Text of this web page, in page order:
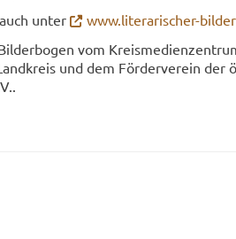
unter
www.literarischer-​
vom
und dem För­der­ver­ein der